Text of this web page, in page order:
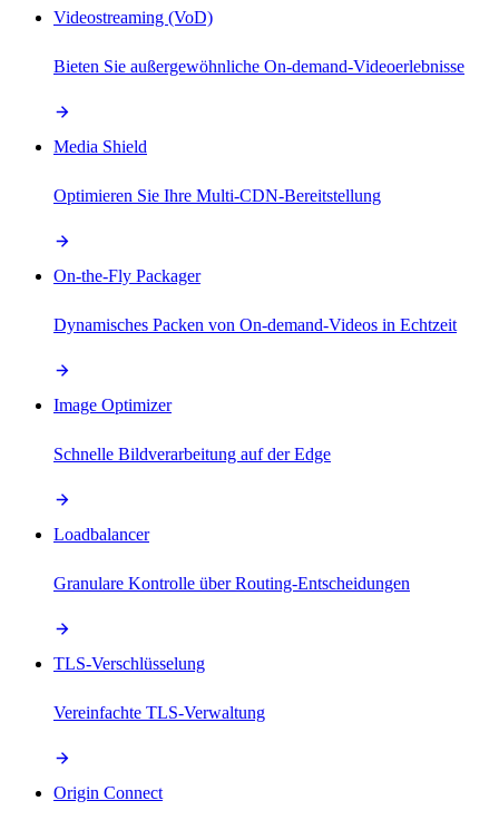
Videostreaming (VoD)
Bieten Sie außergewöhnliche On-demand-Videoerlebnisse
Media Shield
Optimieren Sie Ihre Multi-CDN-Bereitstellung
On-the-Fly Packager
Dynamisches Packen von On-demand-Videos in Echtzeit
Image Optimizer
Schnelle Bildverarbeitung auf der Edge
Loadbalancer
Granulare Kontrolle über Routing-Entscheidungen
TLS-Verschlüsselung
Vereinfachte TLS-Verwaltung
Origin Connect